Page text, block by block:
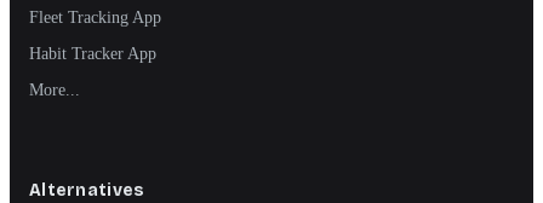
Fleet Tracking App
Habit Tracker App
More...
Alternatives